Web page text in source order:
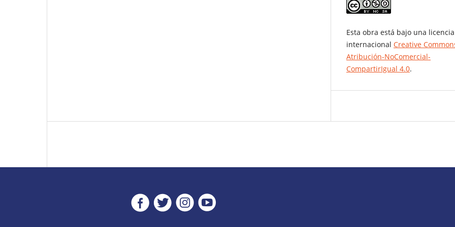
Esta obra está bajo una licencia
internacional Creative
Atribución-NoComercial-
CompartirIgual 4.0.